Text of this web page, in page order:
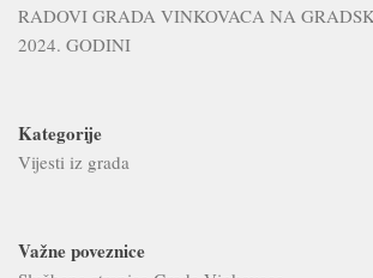
RADOVI GRADA VINKOVACA NA
2024. GODINI
Kategorije
Vijesti iz grada
Važne poveznice